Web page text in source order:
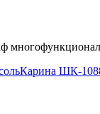
Карина ШК-